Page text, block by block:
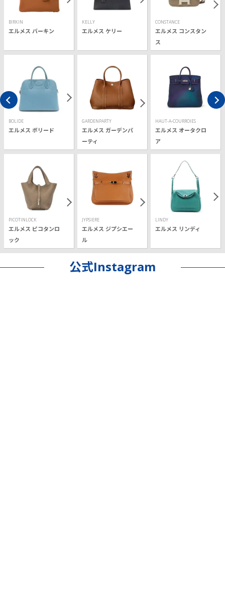
BIRKIN
エルメス バーキン
KELLY
エルメス ケリー
CONSTANCE
エルメス コンスタン
ス
BOLIDE
エルメス ボリード
GARDENPARTY
エルメス ガーデンパ
ーティ
HAUT-A-COURROIES
エルメス オータクロ
ア
PICOTINLOCK
エルメス ピコタンロ
ック
JYPSIERE
エルメス ジプシエー
ル
LINDY
エルメス リンディ
公式Instagram